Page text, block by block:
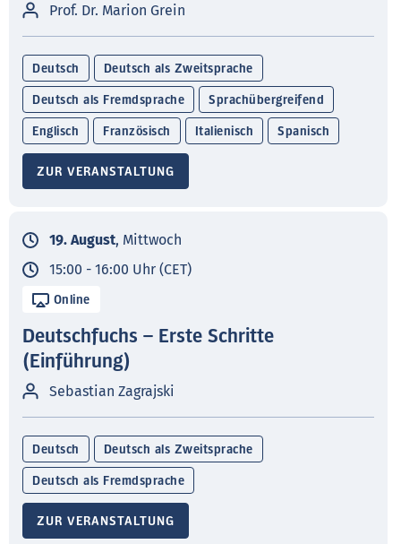
Prof. Dr. Marion Grein
Deutsch Deutsch als Zweitsprache
Deutsch als Fremdsprache Sprachübergreifend
Englisch Französisch Italienisch Spanisch
ZUR VERANSTALTUNG
19. August, Mittwoch
15:00 - 16:00 Uhr (CET)
Online
Deutschfuchs – Erste Schritte
(Einführung)
Sebastian Zagrajski
Deutsch Deutsch als Zweitsprache
Deutsch als Fremdsprache
ZUR VERANSTALTUNG